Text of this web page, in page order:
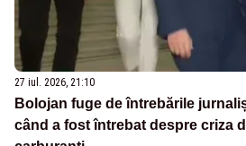
27 iul. 2026, 21:10
Bolojan fuge de întrebările
când a fost întrebat despre criza